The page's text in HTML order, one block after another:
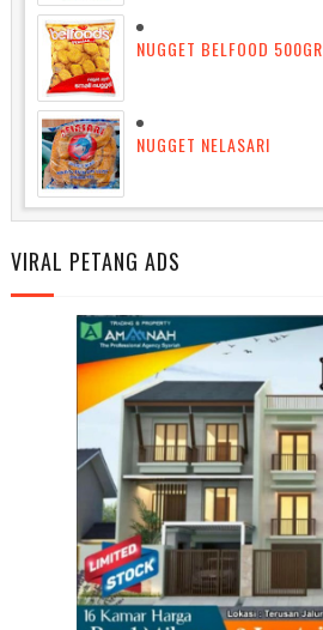
NUGGET BELFOOD 500GR
NUGGET NELASARI
VIRAL PETANG ADS